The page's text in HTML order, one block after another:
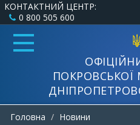
КОНТАКТНИЙ ЦЕНТР:
0 800 505 600
ПОКРОВСЬКОЇ
Головна
Новини